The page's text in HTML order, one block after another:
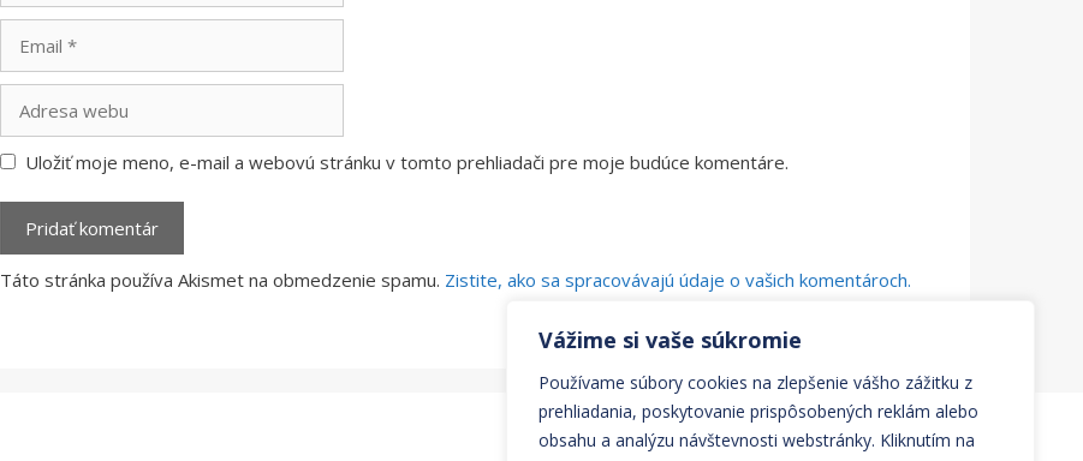
Vážime si vaše súkromie
Používame súbory cookies na zlepšenie vášho zážitku z
prehliadania, poskytovanie prispôsobených reklám alebo
obsahu a analýzu návštevnosti webstránky. Kliknutím na
webu
Uložiť moje meno, e-mail a webovú stránku v tomto prehliadači pre moje budúce komentáre.
Táto stránka používa Akismet na obmedzenie spamu. Zistite, ako sa spracovávajú údaje o vašich komentároch.